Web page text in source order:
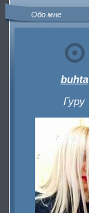
Обо мне
buhta
Гуру